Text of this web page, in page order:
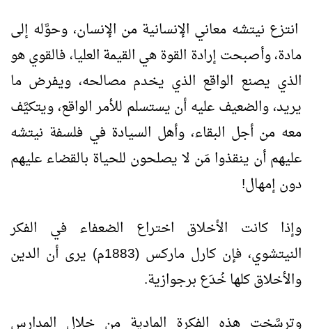
انتزع نيتشه معاني الإنسانية من الإنسان، وحوَّله إلى
مادة، وأصبحت إرادة القوة هي القيمة العليا، فالقوي هو
الذي يصنع الواقع الذي يخدم مصالحه، ويفرض ما
يريد، والضعيف عليه أن يستسلم للأمر الواقع، ويتكيَّف
معه من أجل البقاء، وأهل السيادة في فلسفة نيتشه
عليهم أن ينقذوا مَن لا يصلحون للحياة بالقضاء عليهم
دون إمهال!
وإذا كانت الأخلاق اختراع الضعفاء في الفكر
النيتشوي، فإن كارل ماركس (1883م) يرى أن الدين
والأخلاق كلها خُدَع برجوازية.
وترسَّخت هذه الفكرة المادية من خلال المدارس